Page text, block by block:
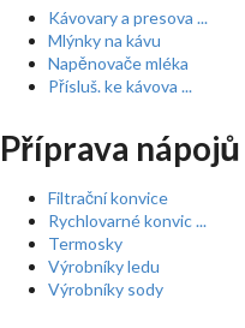
Kávovary a presova ...
Mlýnky na kávu
Napěnovače mléka
Přísluš. ke kávova ...
Příprava nápojů
Filtrační konvice
Rychlovarné konvic ...
Termosky
Výrobníky ledu
Výrobníky sody